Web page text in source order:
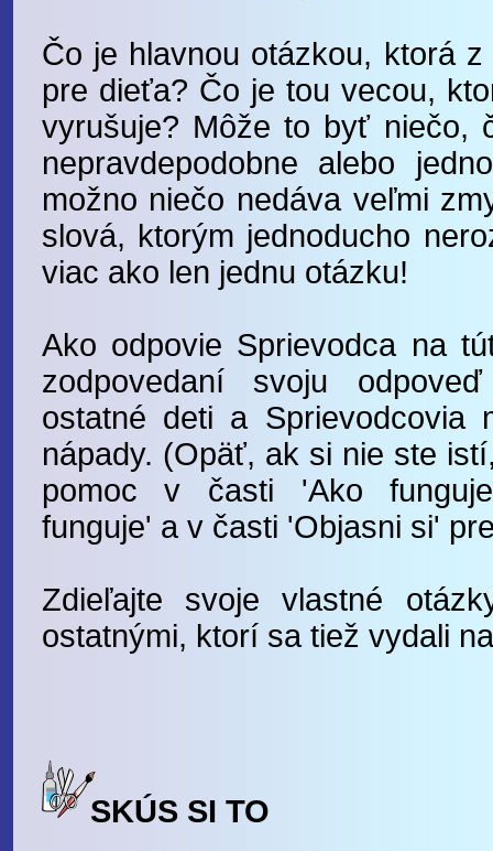
Čo je hlavnou otázkou, ktorá
pre dieťa? Čo je tou vecou,
vyrušuje? Môže to byť niečo,
nepravdepodobne alebo
možno niečo nedáva veľmi
slová, ktorým jednoducho
viac ako len jednu otázku!
Ako odpovie Sprievodca na
zodpovedaní svoju
ostatné deti a Sprievodcovia
nápady. (Opäť, ak si nie ste
pomoc v časti 'Ako
funguje' a v časti 'Objasni si'
Zdieľajte svoje vlastné
ostatnými, ktorí sa tiež vydali
SKÚS SI TO